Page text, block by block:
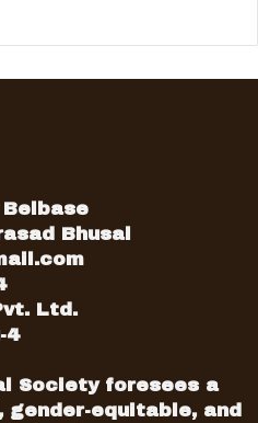
Bhusal
Ltd.
4
Society foresees a
equitable, and